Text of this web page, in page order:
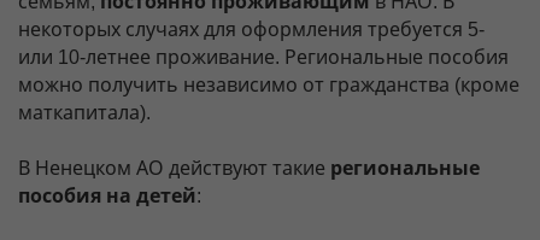
некоторых случаях для оформления требуется 5-
или 10-летнее проживание. Региональные пособия
можно получить независимо от гражданства (кроме
маткапитала).
В Ненецком АО действуют такие региональные
пособия на детей: